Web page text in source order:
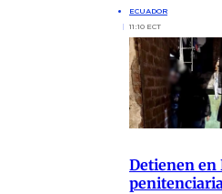
ECUADOR
11:10 ECT
Detienen en